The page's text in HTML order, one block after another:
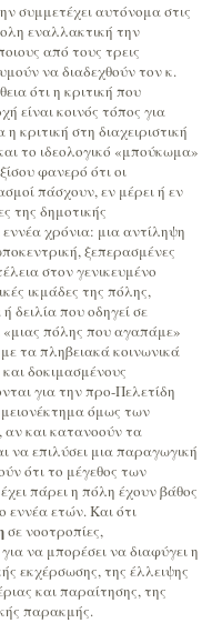
συμμετέχει αυτόνομα στις
εναλλακτική την
από τους τρεις
να διαδεχθούν τον κ.
ότι η κριτική που
είναι κοινός τόπος για
κριτική στη διαχειριστική
το ιδεολογικό «μπούκωμα»
φανερό ότι οι
πάσχουν, εν μέρει ή εν
της δημοτικής
χρόνια: μια αντίληψη
ξεπερασμένες
στον γενικευμένο
ικμάδες της πόλης,
δειλία που οδηγεί σε
«μιας πόλης που αγαπάμε»
τα πληβειακά κοινωνικά
δοκιμασμένους
για την προ-Πελετίδη
όμως των
αν και κατανοούν τα
να επιλύσει μια παραγωγική
ότι το μέγεθος των
πάρει η πόλη έχουν βάθος
εννέα ετών. Και ότι
σε νοοτροπίες,
να μπορέσει να διαφύγει η
εκχέρσωσης, της έλλειψης
και παραίτησης, της
παρακμής.